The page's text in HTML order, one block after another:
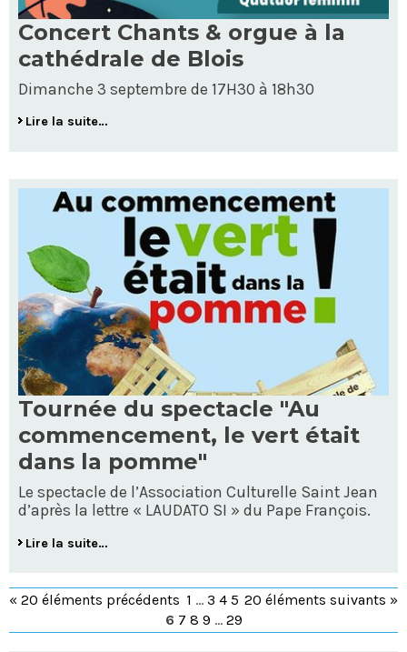
Concert Chants & orgue à la
cathédrale de Blois
Dimanche 3 septembre de 17H30 à 18h30
Lire la suite…
Tournée du spectacle "Au
commencement, le vert était
dans la pomme"
Le spectacle de l’Association Culturelle Saint Jean
d’après la lettre « LAUDATO SI » du Pape François.
Lire la suite…
« 20 éléments précédents 20 éléments suivants »
1 ... 3 4 5
6 7 8 9 ... 29